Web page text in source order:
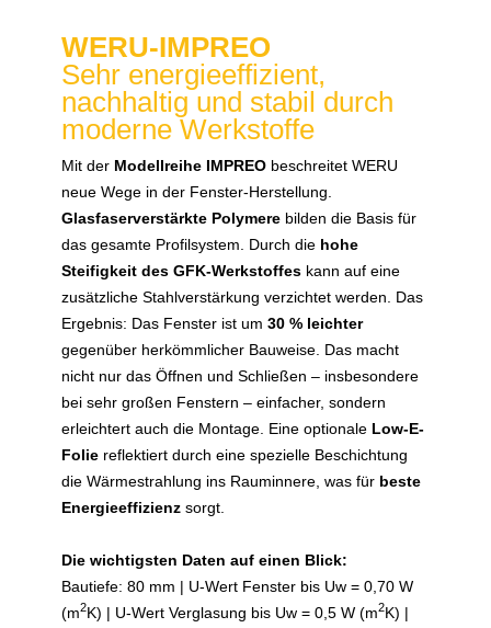
WERU-IMPREO
Sehr energieeffizient,
nachhaltig und stabil durch
moderne Werkstoffe
Mit der Modellreihe IMPREO beschreitet WERU
neue Wege in der Fenster-Herstellung.
Glasfaserverstärkte Polymere bilden die Basis für
das gesamte Profilsystem. Durch die hohe
Steifigkeit des GFK-Werkstoffes kann auf eine
zusätzliche Stahlverstärkung verzichtet werden. Das
Ergebnis: Das Fenster ist um 30 % leichter
gegenüber herkömmlicher Bauweise. Das macht
nicht nur das Öffnen und Schließen – insbesondere
bei sehr großen Fenstern – einfacher, sondern
erleichtert auch die Montage. Eine optionale Low-E-
Folie reflektiert durch eine spezielle Beschichtung
die Wärmestrahlung ins Rauminnere, was für beste
Energieeffizienz sorgt.
Die wichtigsten Daten auf einen Blick:
Bautiefe: 80 mm | U-Wert Fenster bis Uw = 0,70 W
(m2K) | U-Wert Verglasung bis Uw = 0,5 W (m2K) |